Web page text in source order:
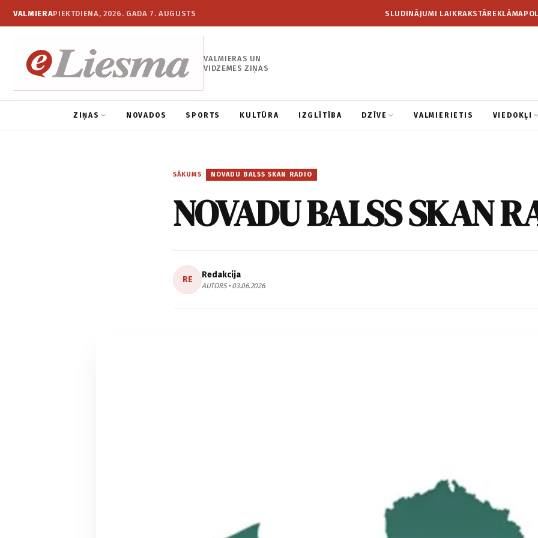
VALMIERAPIEKTDIENA, 2026. GADA 7. AUGUSTS SLUDINĀJUMI LAIKRAKSTĀREKLĀMA
VALMIERAS UN
VIDZEMES ZIŅAS
ZIŅAS NOVADOS SPORTS KULTŪRA IZGLĪTĪBA DZĪVE VALMIERIETIS VIEDOKĻI
SĀKUMS / NOVADU BALSS SKAN RADIO
NOVADU BALSS SKAN
RE Redakcija
AUTORS • 03.06.2026.